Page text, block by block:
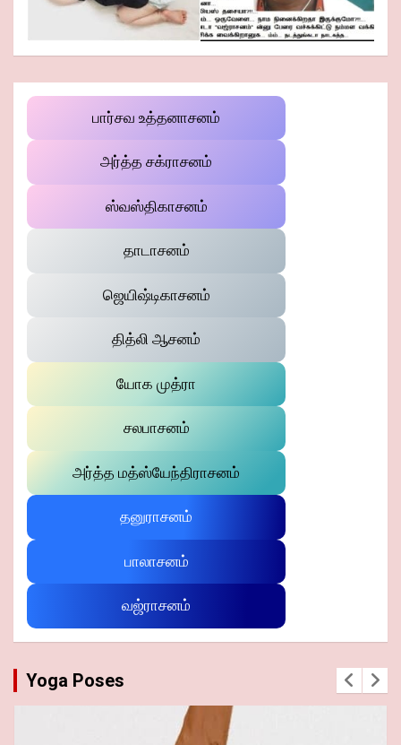
பார்சவ உத்தனாசனம்
அர்த்த சக்ராசனம்
ஸ்வஸ்திகாசனம்
தாடாசனம்
ஜெயிஷ்டிகாசனம்
தித்லி ஆசனம்
யோக முத்ரா
சலபாசனம்
அர்த்த மத்ஸ்யேந்திராசனம்
தனுராசனம்
பாலாசனம்
வஜ்ராசனம்
Yoga Poses